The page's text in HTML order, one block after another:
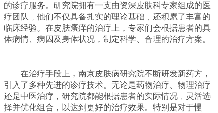
的诊疗服务。研究院拥有一支由资深皮肤科专家组成的医
疗团队，他们不仅具备扎实的理论基础，还积累了丰富的
临床经验。在皮肤瘙痒的治疗上，专家们会根据患者的具
体病情、病因及身体状况，制定科学、合理的治疗方案。
在治疗手段上，南京皮肤病研究院不断研发新药方，
引入了多种先进的诊疗技术。无论是药物治疗、物理治疗
还是中医治疗，研究院都能根据患者的实际情况，灵活选
择并优化组合，以达到更好的治疗效果。特别是对于慢